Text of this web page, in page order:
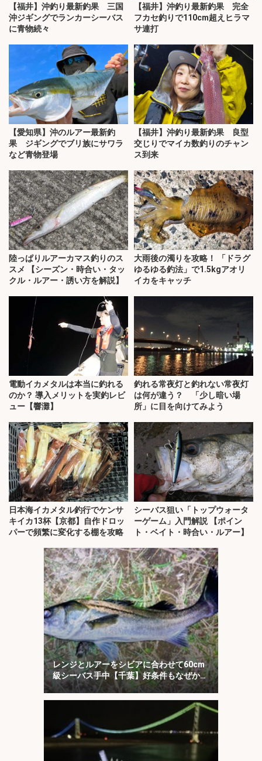
【福井】沖釣り最新釣果 三国
沖ジギングでランカーシーバス
に青物続々
【福井】沖釣り最新釣果 完全
フカセ釣りで110cm超えヒラマ
サ連打
【愛知県】沖のルアー最新釣
果 ジギングでブリ族にサワラ
など青物登場
【福井】沖釣り最新釣果 良型
交じりでマイカ数釣りのチャン
ス到来
陸っぱりルアーカマス釣りのス
スメ 【シーズン・時合い・タッ
クル・ルアー・誘い方を解説】
大雨後の濁りを攻略！ 「ドラグ
ゆるゆる釣法」で1.5kgアオリ
イカをキャッチ
電動イカメタルは本当に釣れる
のか？ 導入メリットを実釣レビ
ュー【響灘】
釣れる常夜灯と釣れない常夜灯
は何が違う？ 「少し暗い場
所」に目を向けてみよう
日本海イカメタル釣行でケンサ
キイカ13杯【京都】自作ドロッ
パーで頻繁に変化する棚を攻略
シーバス狙い「トップウォータ
ーゲーム」入門解説 【ポイン
ト・ベイト・時合い・ルアー】
レンジとルアーをシビアに合わせて60cm
級シーバス手中【千葉】好条件もなぜか苦
戦